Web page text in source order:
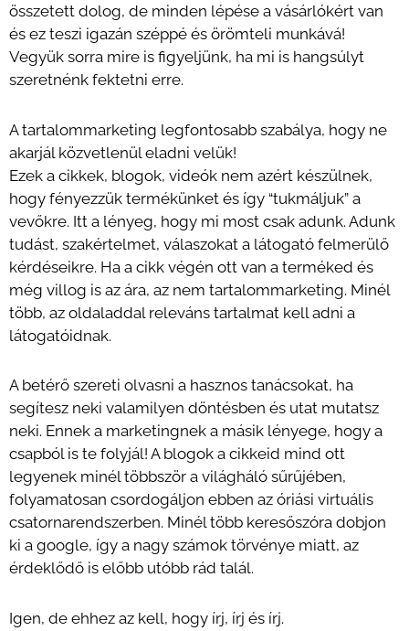
összetett dolog, de minden lépése a vásárlókért van
és ez teszi igazán széppé és örömteli munkává!
Vegyük sorra mire is figyeljünk, ha mi is hangsúlyt
szeretnénk fektetni erre.
A tartalommarketing legfontosabb szabálya, hogy ne
akarjál közvetlenül eladni velük!
Ezek a cikkek, blogok, videók nem azért készülnek,
hogy fényezzük termékünket és így “tukmáljuk” a
vevőkre. Itt a lényeg, hogy mi most csak adunk. Adunk
tudást, szakértelmet, válaszokat a látogató felmerülő
kérdéseikre. Ha a cikk végén ott van a terméked és
még villog is az ára, az nem tartalommarketing. Minél
több, az oldaladdal releváns tartalmat kell adni a
látogatóidnak.
A betérő szereti olvasni a hasznos tanácsokat, ha
segítesz neki valamilyen döntésben és utat mutatsz
neki. Ennek a marketingnek a másik lényege, hogy a
csapból is te folyjál! A blogok a cikkeid mind ott
legyenek minél többször a világháló sűrűjében,
folyamatosan csordogáljon ebben az óriási virtuális
csatornarendszerben. Minél több keresőszóra dobjon
ki a google, így a nagy számok törvénye miatt, az
érdeklődő is előbb utóbb rád talál.
Igen, de ehhez az kell, hogy írj, írj és írj.